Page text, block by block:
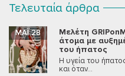
Τελευταία άρθρα
Μελέτη
άτομα με
του ήπατος
ΜΆΙ 28
Η υγεία του
και όταν...